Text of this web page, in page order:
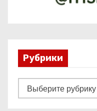
Рубрики
у